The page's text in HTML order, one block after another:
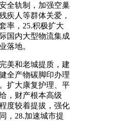
全轨制，加强空巢
疾人等群体关爱，
率，25.积极扩大
国内大型物流集成
落地。
和老城提质，建
全产物碳脚印办理
扩大康复护理、平
，财产根本高级
度较着提拔，强化
，28.加速城市提